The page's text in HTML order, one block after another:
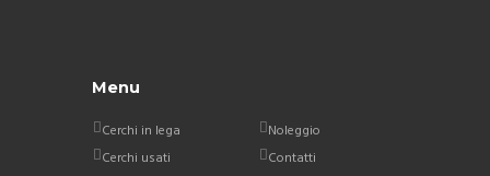
Menu
Cerchi in lega
Cerchi usati
Noleggio
Contatti